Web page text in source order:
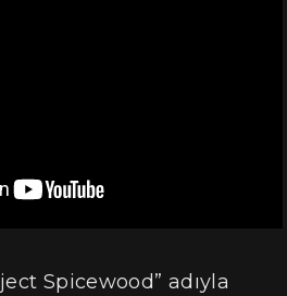
Spicewood” adıyla